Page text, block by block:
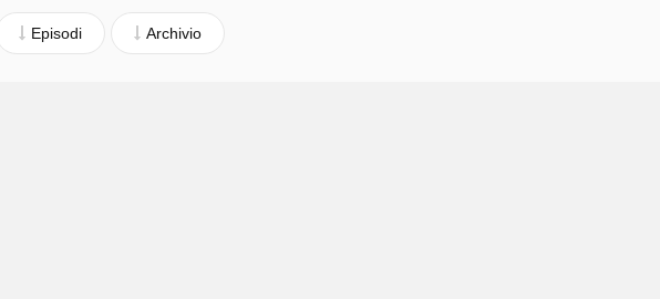
Episodi Archivio